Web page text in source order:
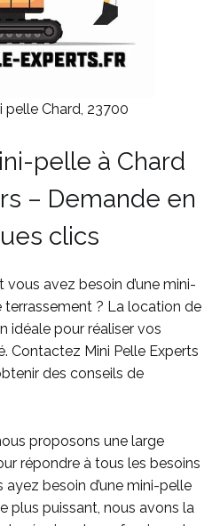
pelle Chard, 23700
pelle à Chard
– Demande en
clics
avez besoin d’une mini-
? La location de
idéale pour réaliser vos
Contactez Mini Pelle Experts
des conseils de
proposons une large
répondre à tous les besoins
besoin d’une mini-pelle
plus puissant, nous avons la